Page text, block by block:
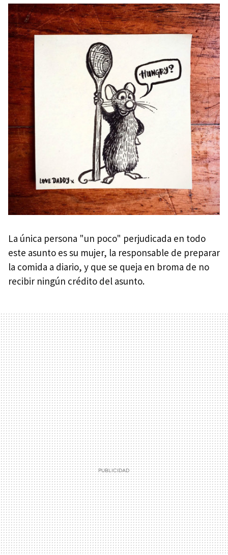
La única persona "un poco" perjudicada en todo
este asunto es su mujer, la responsable de preparar
la comida a diario, y que se queja en broma de no
recibir ningún crédito del asunto.